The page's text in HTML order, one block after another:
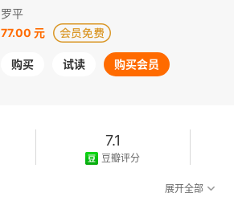
罗平
77.00 元
购买 试读 购买会员
7.1
豆瓣评分
展开全部